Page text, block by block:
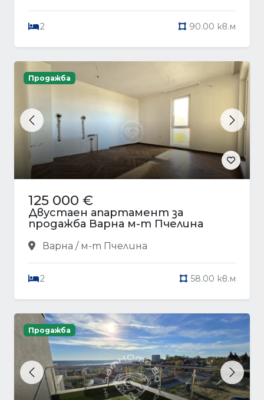
2 90.00 кв.м
Previous Next
Продажба
125 000 €
Двустаен апартамент за
продажба Варна м-т Пчелина
Варна / м-т Пчелина
2 58.00 кв.м
Previous Next
Продажба